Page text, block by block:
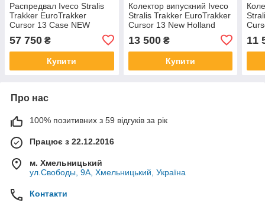
Распредвал Iveco Stralis
Trakker EuroTrakker
Cursor 13 Case NEW
HOLLAND 504004781 F3B
57 750 ₴
Купити
Колектор випускний Iveco
Stralis Trakker EuroTrakker
Cursor 13 New Holland
504030851 500340203
13 500₴
Купити
11
Про нас
100% позитивних з 59 відгуків за рік
Працює з 22.12.2016
м. Хмельницький
ул.Свободы, 9А, Хмельницький, Україна
Контакти